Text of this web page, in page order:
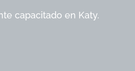
capacitado en Katy.